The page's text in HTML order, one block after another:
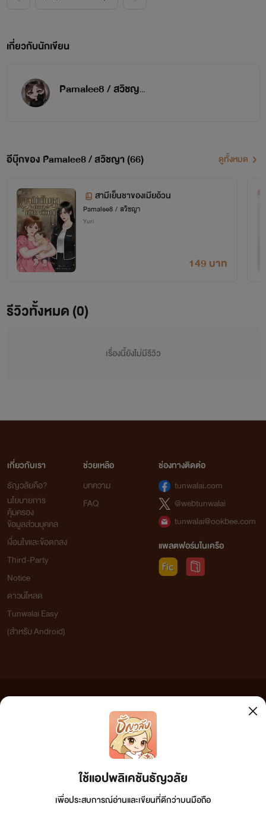
เกี่ยวกับนักเขียน
Pamalee8 / สวิชญา
อีบุ๊กของ Pamalee8 / สวิชญา (66) ดูทั้งหมด
สามีเย็นชาของเมียอ้วน
Pamalee8 / สวิชญา
Yuri
149 บาท
รีวิวทั้งหมด (0)
เรื่องนี้ยังไม่มีรีวิว
ใช้แอปพลิเคชันธัญวลัย
เพื่อประสบการณ์อ่านและเขียนที่ดีกว่าบนมือถือ
เกี่ยวกับเรา
ธัญวลัยคือ?
นโยบายการ
คุ้มครอง
ข้อมูลส่วนบุคคล
เงื่อนไขและข้อตกลง
Third-Party
Notice
ดาวน์โหลด
Tunwalai Easy
(สำหรับ Android)
ช่วยเหลือ
บทความ
FAQ
ช่องทางติดต่อ
tunwalai.com
@webtunwalai
tunwalai@ookbee.com
แพลตฟอร์มในเครือ
เว็บไซต์แห่งนี้ไม่ได้เห็นด้วยและไม่ขอรับผิดชอบต่อข้อความใดๆ ทั้งสิ้น ดังนั้นผู้อ่านทุกท่านโปรดใช้
วิจารณญาณในการกลั่นกรองด้วยตนเอง และหากท่านพบข้อความใดๆ ที่ขัดต่อกฎหมายและศีลธรรม
กรุณาแจ้งมาที่ tunwalai@ookbee.com เพื่อทีมงานจะได้ดำเนินการในทันที ทั้งนี้ ทางเว็บไซต์ขอสงวน
ลิขสิทธิ์ตามพระราชบัญญัติลิขสิทธิ์ (ฉบับเพิ่มเติม) พ.ศ.2558